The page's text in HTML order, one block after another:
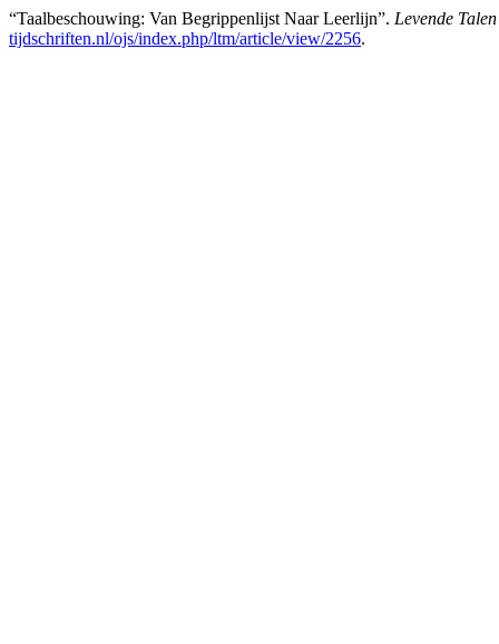
“Taalbeschouwing: Van Begrippenlijst Naar Leerlijn”. Levende
tijdschriften.nl/ojs/index.php/ltm/article/view/2256.